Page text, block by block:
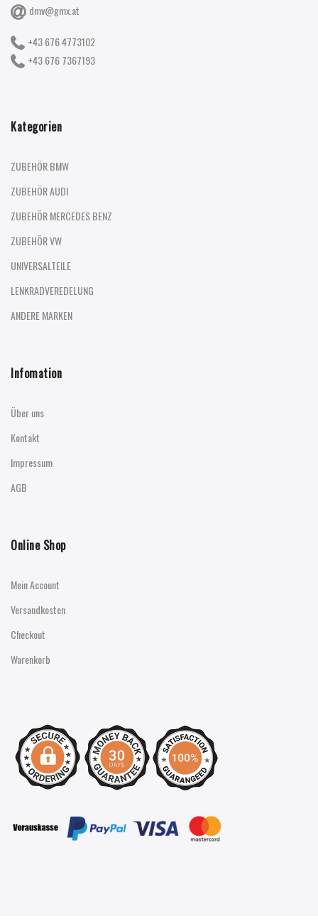
dmv@gmx.at
+43 676 4773102
+43 676 7367193
Kategorien
ZUBEHÖR BMW
ZUBEHÖR AUDI
ZUBEHÖR MERCEDES BENZ
ZUBEHÖR VW
UNIVERSALTEILE
LENKRADVEREDELUNG
ANDERE MARKEN
Infomation
Über uns
Kontakt
Impressum
AGB
Online Shop
Mein Account
Versandkosten
Checkout
Warenkorb